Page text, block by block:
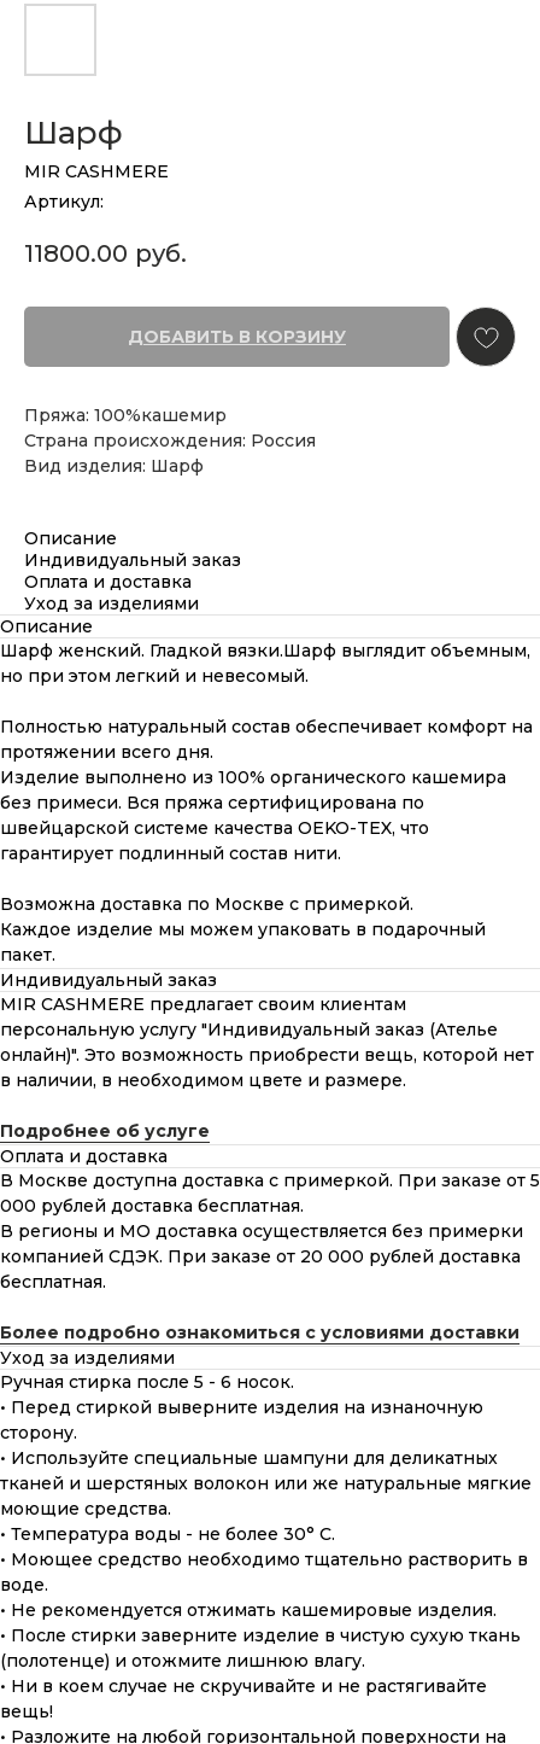
Шарф
MIR CASHMERE
Артикул:
11800.00 руб.
ДОБАВИТЬ В КОРЗИНУ
Пряжа: 100%кашемир
Страна происхождения: Россия
Вид изделия: Шарф
Описание
Индивидуальный заказ
Оплата и доставка
Уход за изделиями
Описание
Шарф женский. Гладкой вязки.Шарф выглядит объемным,
но при этом легкий и невесомый.
Полностью натуральный состав обеспечивает комфорт на
протяжении всего дня.
Изделие выполнено из 100% органического кашемира
без примеси. Вся пряжа сертифицирована по
швейцарской системе качества OEKO-TEX, что
гарантирует подлинный состав нити.
Возможна доставка по Москве с примеркой.
Каждое изделие мы можем упаковать в подарочный
пакет.
Индивидуальный заказ
MIR CASHMERE предлагает своим клиентам
персональную услугу "Индивидуальный заказ (Ателье
онлайн)". Это возможность приобрести вещь, которой нет
в наличии, в необходимом цвете и размере.
Подробнее об услуге
Оплата и доставка
В Москве доступна доставка с примеркой. При заказе от 5
000 рублей доставка бесплатная.
В регионы и МО доставка осуществляется без примерки
компанией СДЭК. При заказе от 20 000 рублей доставка
бесплатная.
Более подробно ознакомиться с условиями доставки
Уход за изделиями
Ручная стирка после 5 - 6 носок.
• Перед стиркой выверните изделия на изнаночную
сторону.
• Используйте специальные шампуни для деликатных
тканей и шерстяных волокон или же натуральные мягкие
моющие средства.
• Температура воды - не более 30° С.
• Моющее средство необходимо тщательно растворить в
воде.
• Не рекомендуется отжимать кашемировые изделия.
• После стирки заверните изделие в чистую сухую ткань
(полотенце) и отожмите лишнюю влагу.
• Ни в коем случае не скручивайте и не растягивайте
вещь!
• Разложите на любой горизонтальной поверхности на